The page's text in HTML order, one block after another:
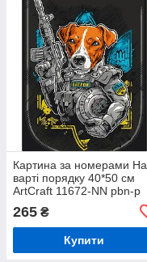
Картина за номерами На
варті порядку 40*50 см
ArtCraft 11672-NN pbn-p
265 ₴
Купити